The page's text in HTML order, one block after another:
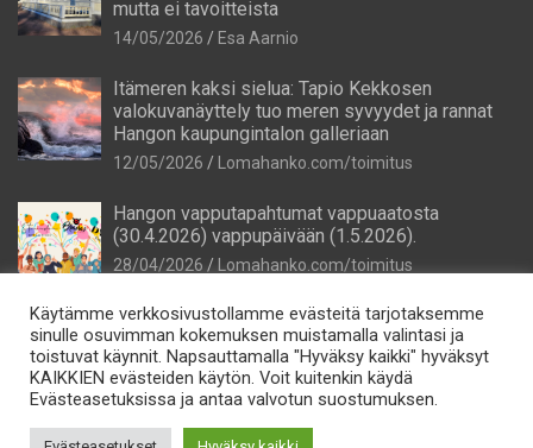
mutta ei tavoitteista
14/05/2026 Esa Aarnio
Itämeren kaksi sielua: Tapio Kekkosen
valokuvanäyttely tuo meren syvyydet ja rannat
Hangon kaupungintalon galleriaan
12/05/2026 Lomahanko.com/toimitus
Hangon vapputapahtumat vappuaatosta
(30.4.2026) vappupäivään (1.5.2026).
28/04/2026 Lomahanko.com/toimitus
Tietosuoja
Käytämme verkkosivustollamme evästeitä tarjotaksemme
sinulle osuvimman kokemuksen muistamalla valintasi ja
toistuvat käynnit. Napsauttamalla "Hyväksy kaikki" hyväksyt
KAIKKIEN evästeiden käytön. Voit kuitenkin käydä
Evästeasetuksissa ja antaa valvotun suostumuksen.